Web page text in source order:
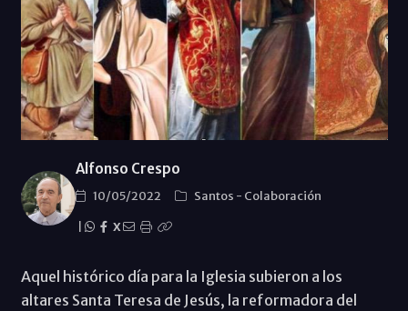
Alfonso Crespo
10/05/2022 Santos - Colaboración
X
Aquel histórico día para la Iglesia subieron a los
altares Santa Teresa de Jesús, la reformadora del